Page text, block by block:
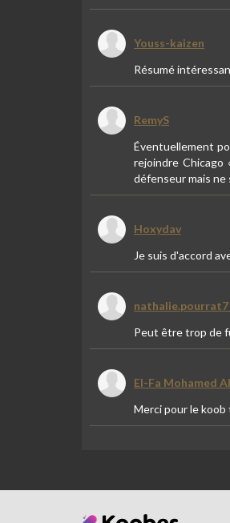
Youss-kaizen
Résumé
RemyS
Éventuellement
rejoindre Chicago
défenseur mais ne
Hoxydav
Je suis d'accord
Peut être trop de
El-Fa Mohamed
Merci pour le koob